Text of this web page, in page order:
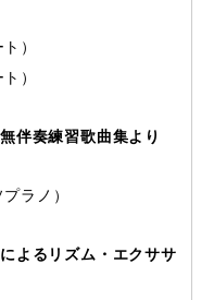
）
）
伴奏練習歌曲集より
ラノ）
よるリズム・エクササ